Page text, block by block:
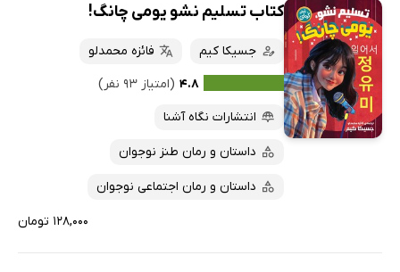
تازه‌ها
داغ‌ترین‌ها
پرفروش‌ها
پربحث‌ها
ارزان ترین‌ها
همه کتاب‌ها
کتاب‌های صوتی
کتاب‌های متنی
کتاب تسلیم نشو یومی چانگ!
جسیکا کیم
فائزه محمدلو
۴.۸ (امتیاز ۹۳ نفر)
انتشارات نگاه آشنا
داستان و رمان طنز نوجوان
داستان و رمان اجتماعی نوجوان
۱۲۸,۰۰۰ تومان